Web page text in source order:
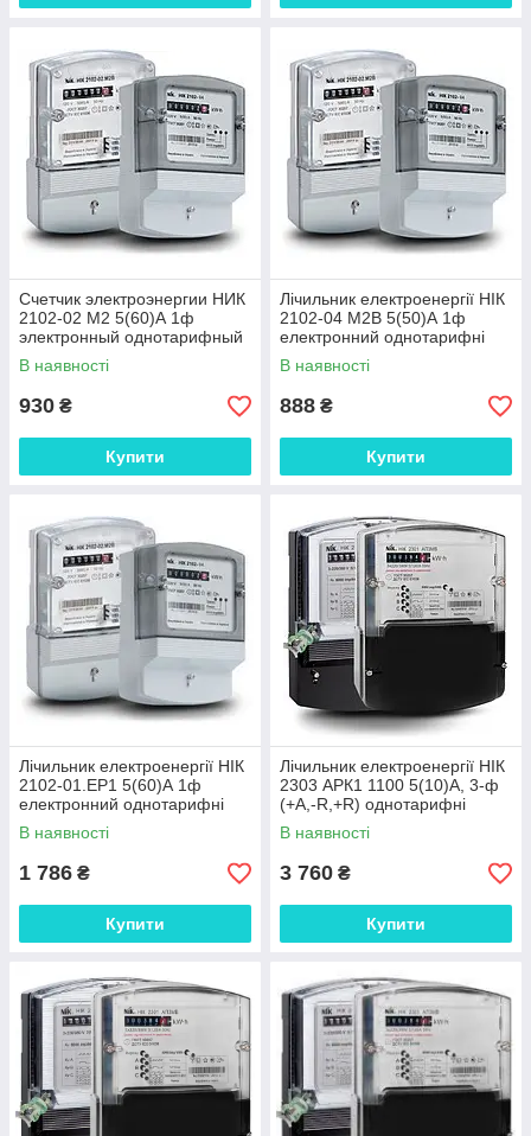
Счетчик электроэнергии НИК
2102-02 М2 5(60)А 1ф
электронный однотарифный
В наявності
930 ₴
Купити
Лічильник електроенергії НІК
2102-04 М2В 5(50)А 1ф
електронний однотарифні
В наявності
888 ₴
Купити
Лічильник електроенергії НІК
2102-01.ЕР1 5(60)А 1ф
електронний однотарифні
В наявності
1 786 ₴
Купити
Лічильник електроенергії НІК
2303 АРК1 1100 5(10)А, 3-ф
(+А,-R,+R) однотарифні
В наявності
3 760 ₴
Купити